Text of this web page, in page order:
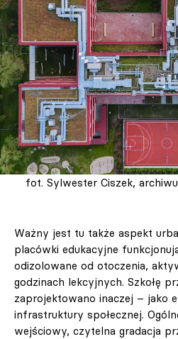
fot. Sylwester Ciszek,
Ważny jest tu także aspekt
placówki edukacyjne
odizolowane od otoczenia,
godzinach lekcyjnych. Szkołę
zaprojektowano inaczej – jako
infrastruktury społecznej.
wejściowy, czytelna gradacja